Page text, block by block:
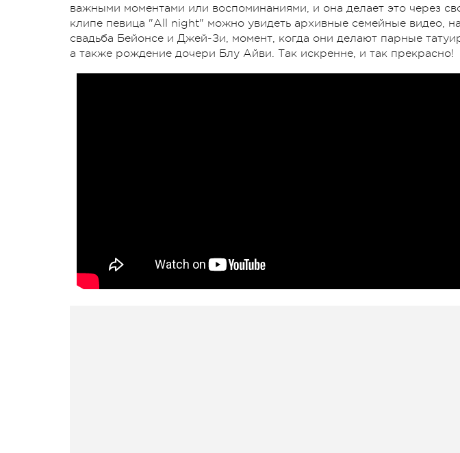
важными моментами или воспоминаниями, и она делает это через
клипе певица "All night" можно увидеть архивные семейные видео,
свадьба Бейонсе и Джей-Зи, момент, когда они делают парные
а также рождение дочери Блу Айви. Так искренне, и так прекрасно!